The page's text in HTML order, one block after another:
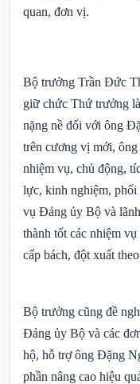
quan, đơn vị.
Bộ trưởng Trần Đức
giữ chức Thứ trưởng
nặng nề đối với ông
trên cương vị mới,
nhiệm vụ, chủ động,
lực, kinh nghiệm, phối
vụ Đảng ủy Bộ và
thành tốt các nhiệm
cấp bách, đột xuất
Bộ trưởng cũng đề
Đảng ủy Bộ và các
hộ, hỗ trợ ông Đặng
phần nâng cao hiệu